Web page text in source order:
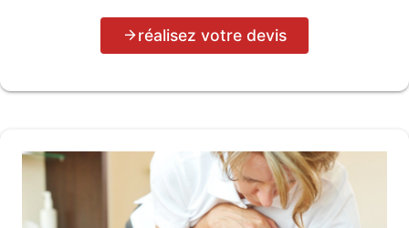
réalisez votre devis